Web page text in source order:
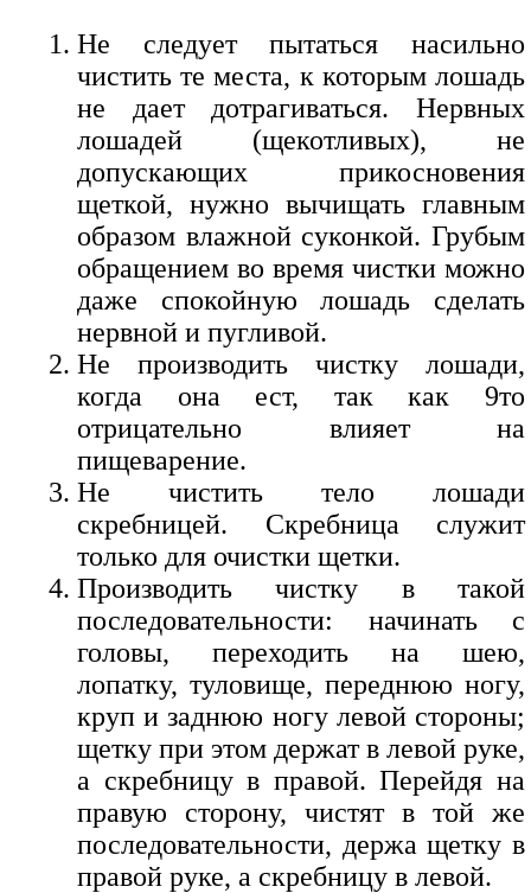
Не следует пытаться насильно
чистить те места, к которым лошадь
не дает дотрагиваться. Нервных
лошадей (щекотливых), не
допускающих прикосновения
щеткой, нужно вычищать главным
образом влажной суконкой. Грубым
обращением во время чистки можно
даже спокойную лошадь сделать
нервной и пугливой.
Не производить чистку лошади,
когда она ест, так как 9то
отрицательно влияет на
пищеварение.
Не чистить тело лошади
скребницей. Скребница служит
только для очистки щетки.
Производить чистку в такой
последовательности: начинать с
головы, переходить на шею,
лопатку, туловище, переднюю ногу,
круп и заднюю ногу левой стороны;
щетку при этом держат в левой руке,
а скребницу в правой. Перейдя на
правую сторону, чистят в той же
последовательности, держа щетку в
правой руке, а скребницу в левой.